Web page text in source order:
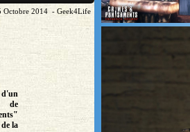
Octobre 2014 - Geek4Life
d'un
de
la